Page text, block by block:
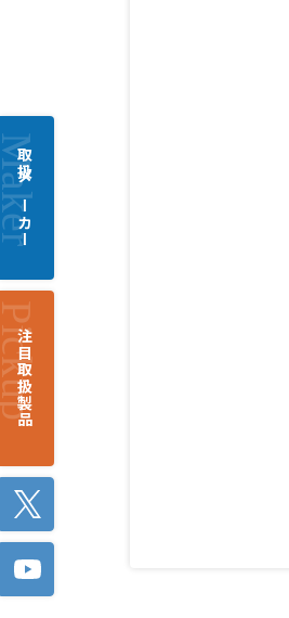
取扱メーカー
注目取扱製品